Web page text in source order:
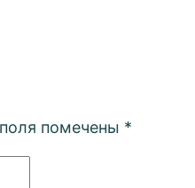
помечены *